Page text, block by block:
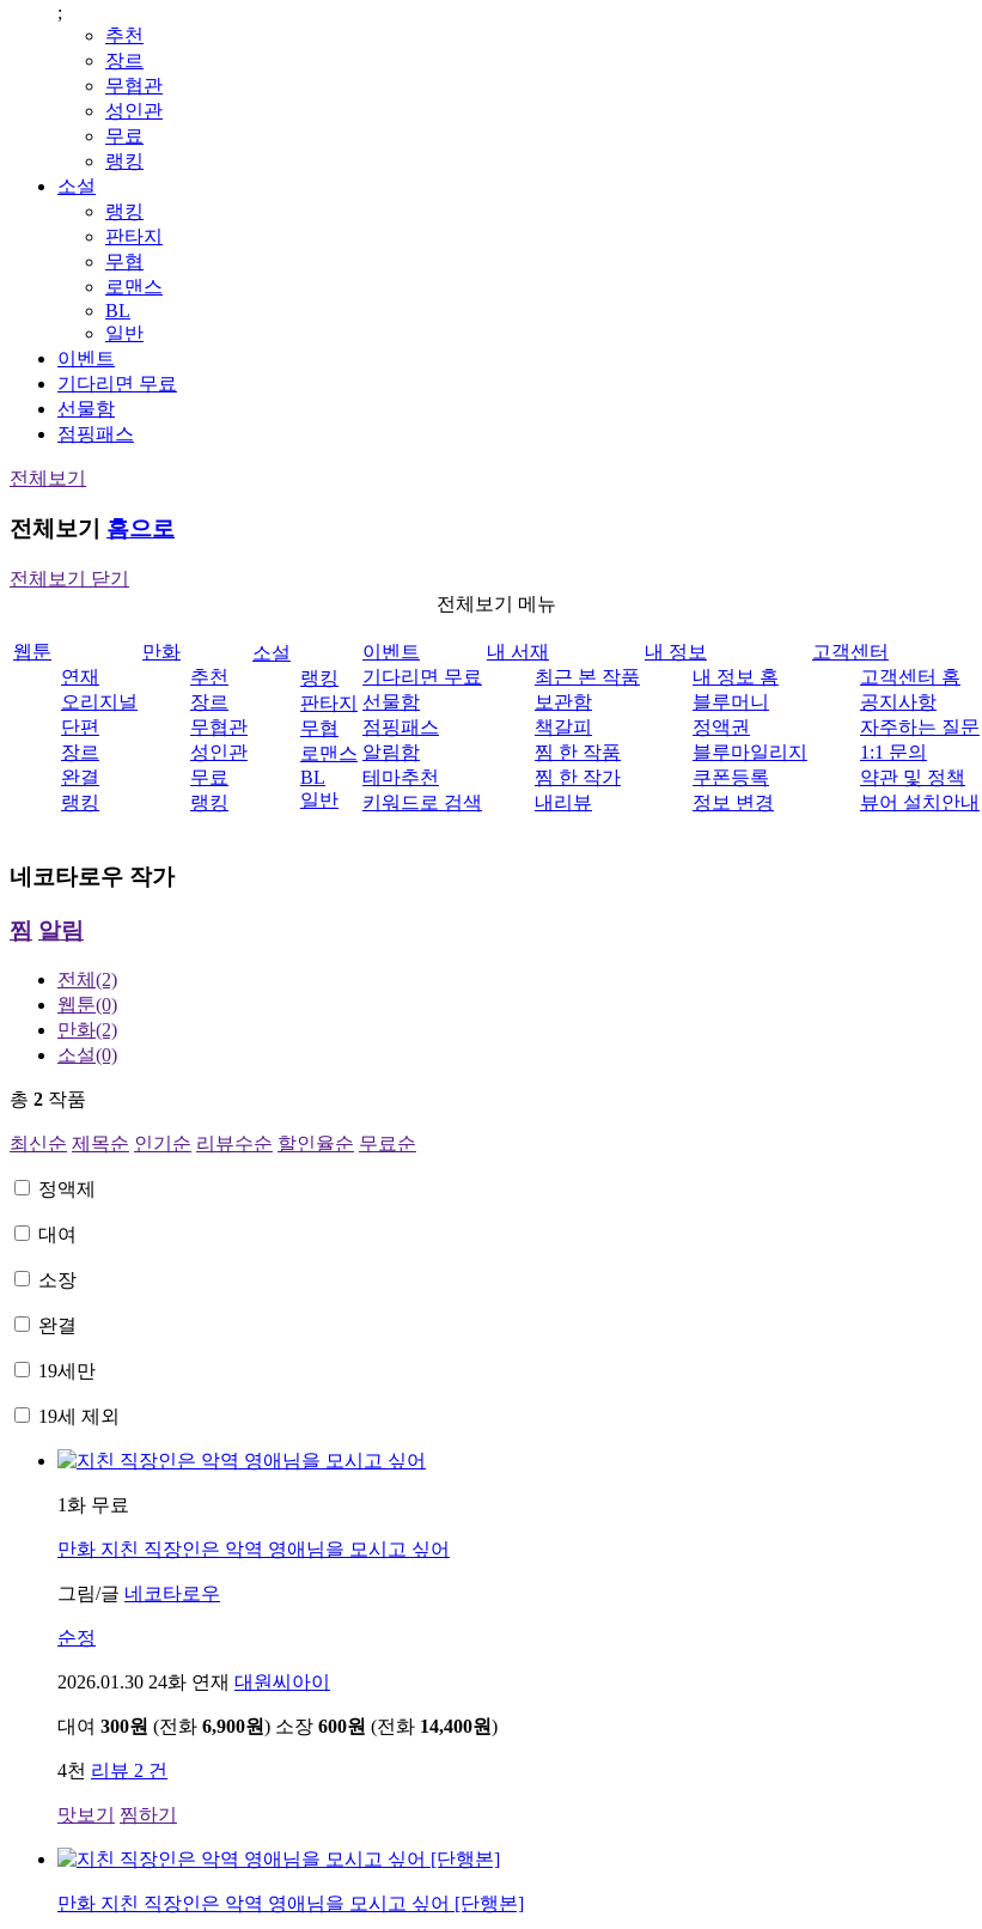
;
추천
장르
무협관
성인관
무료
랭킹
소설
랭킹
판타지
무협
로맨스
BL
일반
이벤트
기다리면 무료
선물함
점핑패스
전체보기
전체보기 홈으로
전체보기 닫기
전체보기 메뉴
웹툰
연재
오리지널
단편
장르
완결
랭킹
만화
추천
장르
무협관
성인관
무료
랭킹
소설
랭킹
판타지
무협
로맨스
BL
일반
이벤트
기다리면 무료
선물함
점핑패스
알림함
테마추천
키워드로 검색
내 서재
최근 본 작품
보관함
책갈피
찜 한 작품
찜 한 작가
내리뷰
내 정보
내 정보 홈
블루머니
정액권
블루마일리지
쿠폰등록
정보 변경
고객센터
고객센터 홈
공지사항
자주하는 질문
1:1 문의
약관 및 정책
뷰어 설치안내
네코타로우 작가
찜 알림
전체 (2)
웹툰(0)
만화(2)
소설(0)
총 2 작품
최신순 제목순 인기순 리뷰수순 할인율순 무료순
정액제
대여
소장
완결
19세만
19세 제외
1화 무료
만화 지친 직장인은 악역 영애님을 모시고 싶어
그림/글 네코타로우
순정
2026.01.30 24화 연재 대원씨아이
대여 300원 (전화 6,900원) 소장 600원 (전화 14,400원)
4천 리뷰 2 건
맛보기 찜하기
만화 지친 직장인은 악역 영애님을 모시고 싶어 [단행본]